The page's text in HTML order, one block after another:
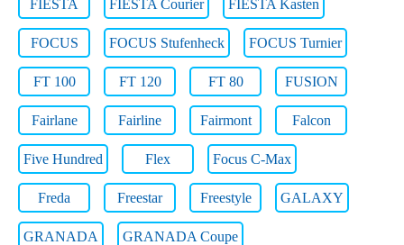
FIESTA FIESTA Courier FIESTA Kasten
FOCUS FOCUS Stufenheck FOCUS Turnier
FT 100 FT 120 FT 80 FUSION
Fairlane Fairline Fairmont Falcon
Five Hundred Flex Focus C-Max
Freda Freestar Freestyle GALAXY
GRANADA GRANADA Coupe